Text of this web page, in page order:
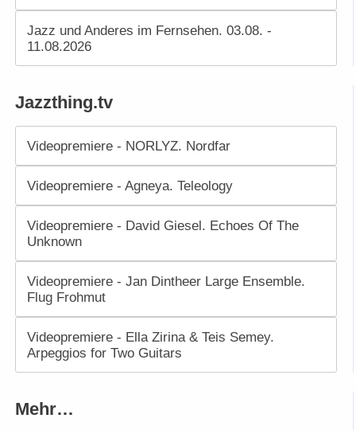
Jazz und Anderes im Fernsehen. 03.08. -
11.08.2026
Jazzthing.tv
Videopremiere - NORLYZ. Nordfar
Videopremiere - Agneya. Teleology
Videopremiere - David Giesel. Echoes Of The
Unknown
Videopremiere - Jan Dintheer Large Ensemble.
Flug Frohmut
Videopremiere - Ella Zirina & Teis Semey.
Arpeggios for Two Guitars
Mehr…